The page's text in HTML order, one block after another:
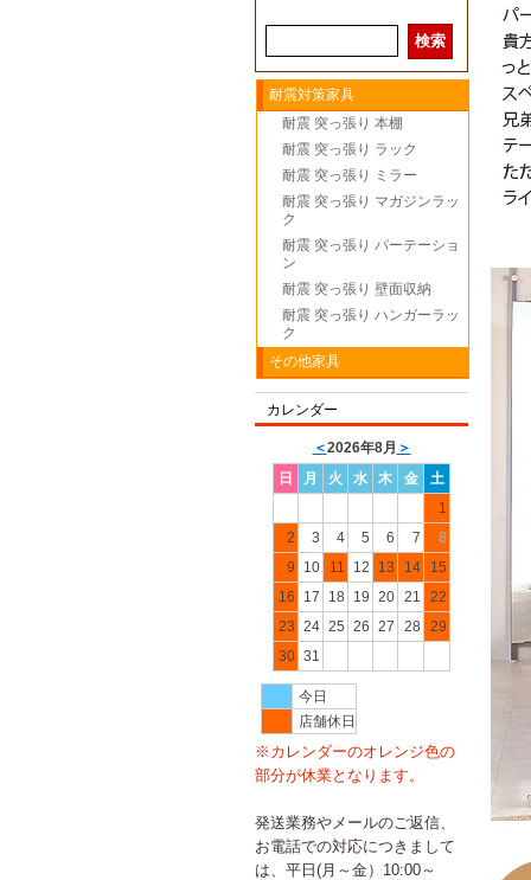
耐震対策家具
耐震 突っ張り 本棚
耐震 突っ張り ラック
耐震 突っ張り ミラー
耐震 突っ張り マガジンラッ
ク
耐震 突っ張り パーテーショ
ン
耐震 突っ張り 壁面収納
耐震 突っ張り ハンガーラッ
ク
その他家具
カレンダー
＜2026年8月 ＞
日
月 火 水 木 金
土
1
2
3 4 5 6 7
8
9
10 11 12 13 14
15
16
17 18 19 20 21
22
23 24 25 26 27 28
29
30 31
今日
店舗休日
※カレンダーのオレンジ色の
部分が休業となります。
発送業務やメールのご返信、
お電話での対応につきまして
は、平日(月～金）10:00～